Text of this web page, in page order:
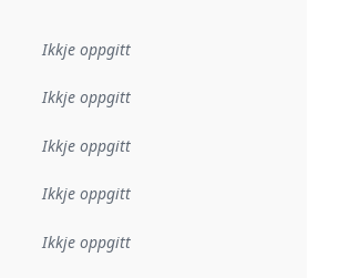
Ikkje oppgitt
Ikkje oppgitt
Ikkje oppgitt
Ikkje oppgitt
Ikkje oppgitt